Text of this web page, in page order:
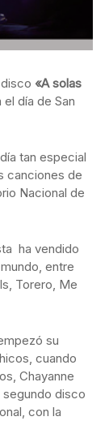
«A solas
día de San
tan especial
canciones de
Nacional de
ha vendido
entre
Torero, Me
su
cuando
Chayanne
segundo disco
con la